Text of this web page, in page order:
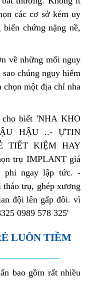
các cơ sở kém uy
chứng nặng nề,
về những mối nguy
chúng nguy hiểm
chọn một địa chỉ nha
LUÔN TIỀM
bao gồm rất nhiều